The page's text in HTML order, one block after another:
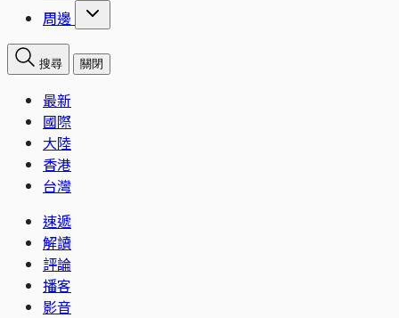
周邊
搜尋 關閉
最新
國際
大陸
香港
台灣
速遞
解讀
評論
播客
影音